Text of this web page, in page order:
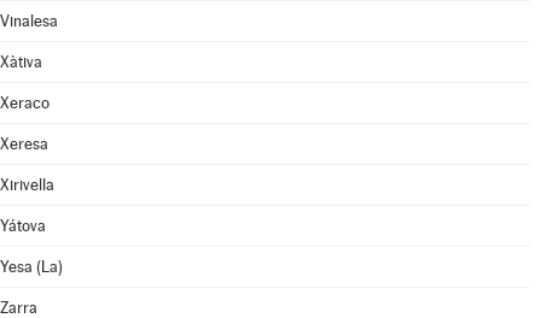
Vinalesa
Xàtiva
Xeraco
Xeresa
Xirivella
Yátova
Yesa (La)
Zarra